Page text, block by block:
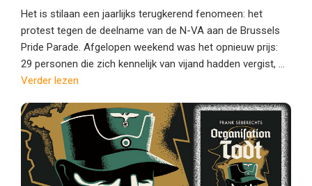
Het is stilaan een jaarlijks terugkerend fenomeen: het
protest tegen de deelname van de N-VA aan de Brussels
Pride Parade. Afgelopen weekend was het opnieuw prijs:
29 personen die zich kennelijk van vijand hadden vergist, ...
Verder lezen